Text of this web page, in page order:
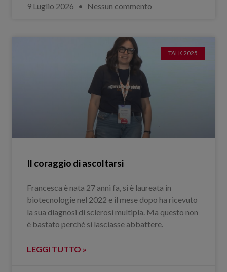
9 Luglio 2026 Nessun commento
TALK 2025
Il coraggio di ascoltarsi
Francesca è nata 27 anni fa, si è laureata in
biotecnologie nel 2022 e il mese dopo ha ricevuto
la sua diagnosi di sclerosi multipla. Ma questo non
è bastato perché si lasciasse abbattere.
LEGGI TUTTO »